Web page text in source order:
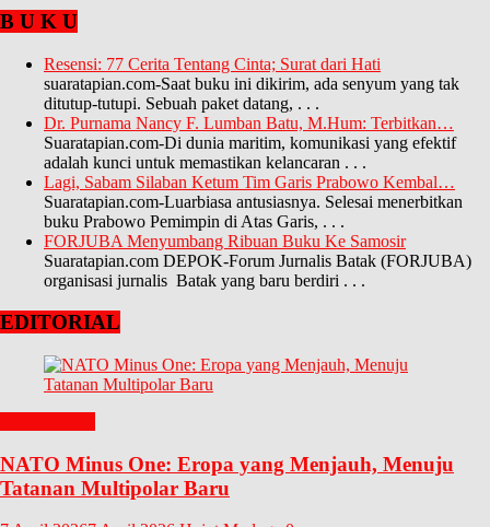
B U K U
Resensi: 77 Cerita Tentang Cinta; Surat dari Hati
suaratapian.com-Saat buku ini dikirim, ada senyum yang tak
ditutup-tutupi. Sebuah paket datang, . . .
Dr. Purnama Nancy F. Lumban Batu, M.Hum: Terbitkan…
Suaratapian.com-Di dunia maritim, komunikasi yang efektif
adalah kunci untuk memastikan kelancaran . . .
Lagi, Sabam Silaban Ketum Tim Garis Prabowo Kembal…
Suaratapian.com-Luarbiasa antusiasnya. Selesai menerbitkan
buku Prabowo Pemimpin di Atas Garis, . . .
FORJUBA Menyumbang Ribuan Buku Ke Samosir
Suaratapian.com DEPOK-Forum Jurnalis Batak (FORJUBA)
organisasi jurnalis Batak yang baru berdiri . . .
EDITORIAL
NATO Minus One: Eropa yang Menjauh, Menuju
Tatanan Multipolar Baru